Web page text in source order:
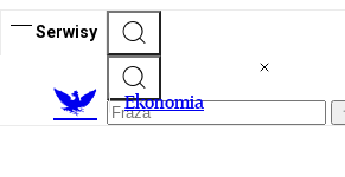
Serwisy
Ekonomia